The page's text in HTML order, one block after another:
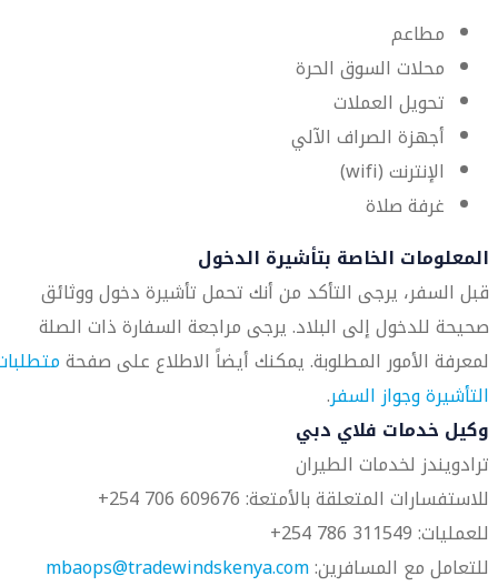
مطاعم
محلات السوق الحرة
تحويل العملات
أجهزة الصراف الآلي
الإنترنت (wifi)
غرفة صلاة
المعلومات الخاصة بتأشيرة الدخول
قبل السفر، يرجى التأكد من أنك تحمل تأشيرة دخول ووثائق
صحيحة للدخول إلى البلاد. يرجى مراجعة السفارة ذات الصلة
لمعرفة الأمور المطلوبة. يمكنك أيضاً الاطلاع على صفحة
التأشيرة وجواز السفر.
وكيل خدمات فلاي دبي
ترادويندز لخدمات الطيران
للاستفسارات المتعلقة بالأمتعة: 609676 706 254+
للعمليات: 311549 786 254+
للتعامل مع المسافرين:mbaops@tradewindskenya.com